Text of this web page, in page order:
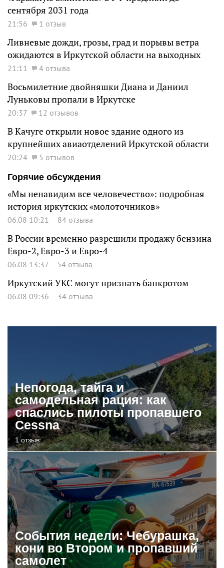
сентября 2031 года
21:56 1 отзыв
Ливневые дожди, грозы, град и порывы ветра
ожидаются в Иркутской области на выходных
21:11 4 отзыва
Восьмилетние двойняшки Диана и Даниил
Луньковы пропали в Иркутске
20:37 12 отзывов
В Качуге открыли новое здание одного из
крупнейших авиаотделений Иркутской области
20:24
5 отзывов
Горячие обсуждения
«Мы ненавидим все человечество»: подробная
история иркутских «молоточников»
06.08 10:21 84 отзыва
В России временно разрешили продажу бензина
Евро-2, Евро-3 и Евро-4
06.08 13:37 54 отзыва
Иркутский УКС могут признать банкротом
06.08 09:36 34 отзыва
Непогода, тайга и
самодельная рация: как
спаслись пилоты пропавшего
Cessna
1 отзыв
События недели: Чебурашка,
кони во Втором и пропавший
самолет